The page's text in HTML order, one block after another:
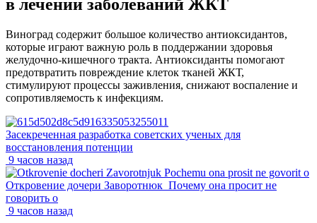
в лечении заболеваний ЖКТ
Виноград содержит большое количество антиоксидантов,
которые играют важную роль в поддержании здоровья
желудочно-кишечного тракта. Антиоксиданты помогают
предотвратить повреждение клеток тканей ЖКТ,
стимулируют процессы заживления, снижают воспаление и
сопротивляемость к инфекциям.
Засекреченная разработка советских ученых для
восстановления потенции
9 часов назад
Откровение дочери Заворотнюк_Почему она просит не
говорить о
9 часов назад